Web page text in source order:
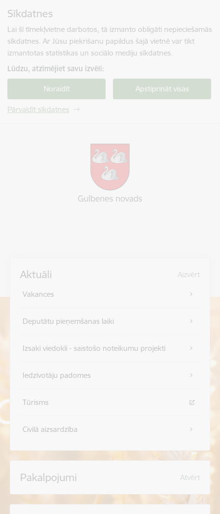
Sīkdatnes
Lai šī tīmekļvietne darbotos, tā izmanto obligāti nepieciešamās
sīkdatnes. Ar Jūsu piekrišanu papildus šajā vietnē var tikt
izmantotas statistikas un sociālo mediju sīkdatnes.
Lūdzu, atzīmējiet savu izvēli:
Noraidīt Apstiprināt visas
Pārvaldīt sīkdatnes
Aktuāli Aizvērt
Vakances
Deputātu pieņemšanas laiki
Izsaki viedokli - saistošo noteikumu projekti
Iedzīvotāju padomes
Tūrisms
Civilā aizsardzība
Pakalpojumi Atvērt